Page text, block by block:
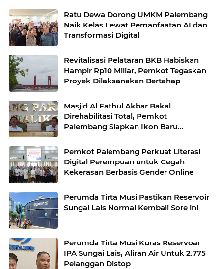
Ratu Dewa Dorong UMKM Palembang
Naik Kelas Lewat Pemanfaatan AI dan
Transformasi Digital
Revitalisasi Pelataran BKB Habiskan
Hampir Rp10 Miliar, Pemkot Tegaskan
Proyek Dilaksanakan Bertahap
Masjid Al Fathul Akbar Bakal
Direhabilitasi Total, Pemkot
Palembang Siapkan Ikon Baru
Pemkot Palembang Perkuat Literasi
Digital Perempuan untuk Cegah
Kekerasan Berbasis Gender Online
Perumda Tirta Musi Pastikan Reservoir
Sungai Lais Normal Kembali Sore ini
Perumda Tirta Musi Kuras Reservoar
IPA Sungai Lais, Aliran Air Untuk 2.775
Pelanggan Distop